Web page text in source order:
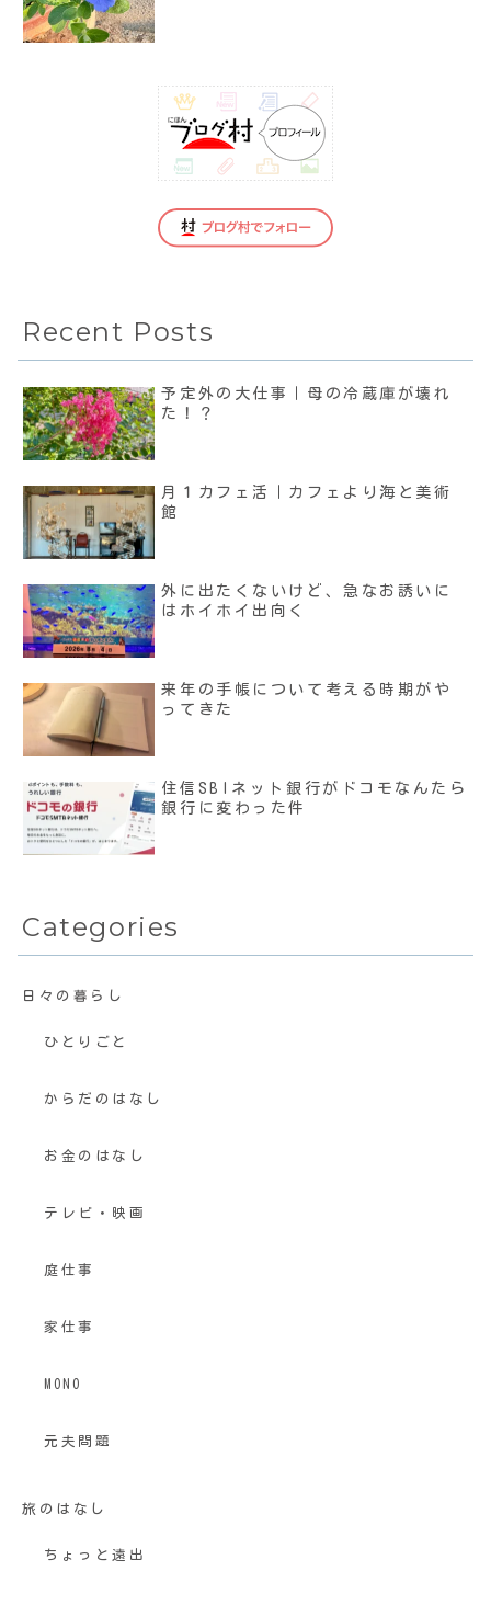
Recent Posts
予定外の大仕事｜母の冷蔵庫が壊れ
た！？
月１カフェ活｜カフェより海と美術
館
外に出たくないけど、急なお誘いに
はホイホイ出向く
来年の手帳について考える時期がや
ってきた
住信SBIネット銀行がドコモなんたら
銀行に変わった件
Categories
日々の暮らし
ひとりごと
からだのはなし
お金のはなし
テレビ・映画
庭仕事
家仕事
MONO
元夫問題
旅のはなし
ちょっと遠出